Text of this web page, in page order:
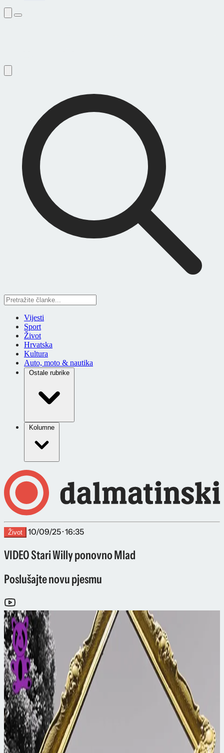
Vijesti
Sport
Život
Hrvatska
Kultura
Auto, moto & nautika
Ostale rubrike
Kolumne
Život 10/09/25 · 16:35
VIDEO Stari Willy ponovno Mlad
Poslušajte novu pjesmu